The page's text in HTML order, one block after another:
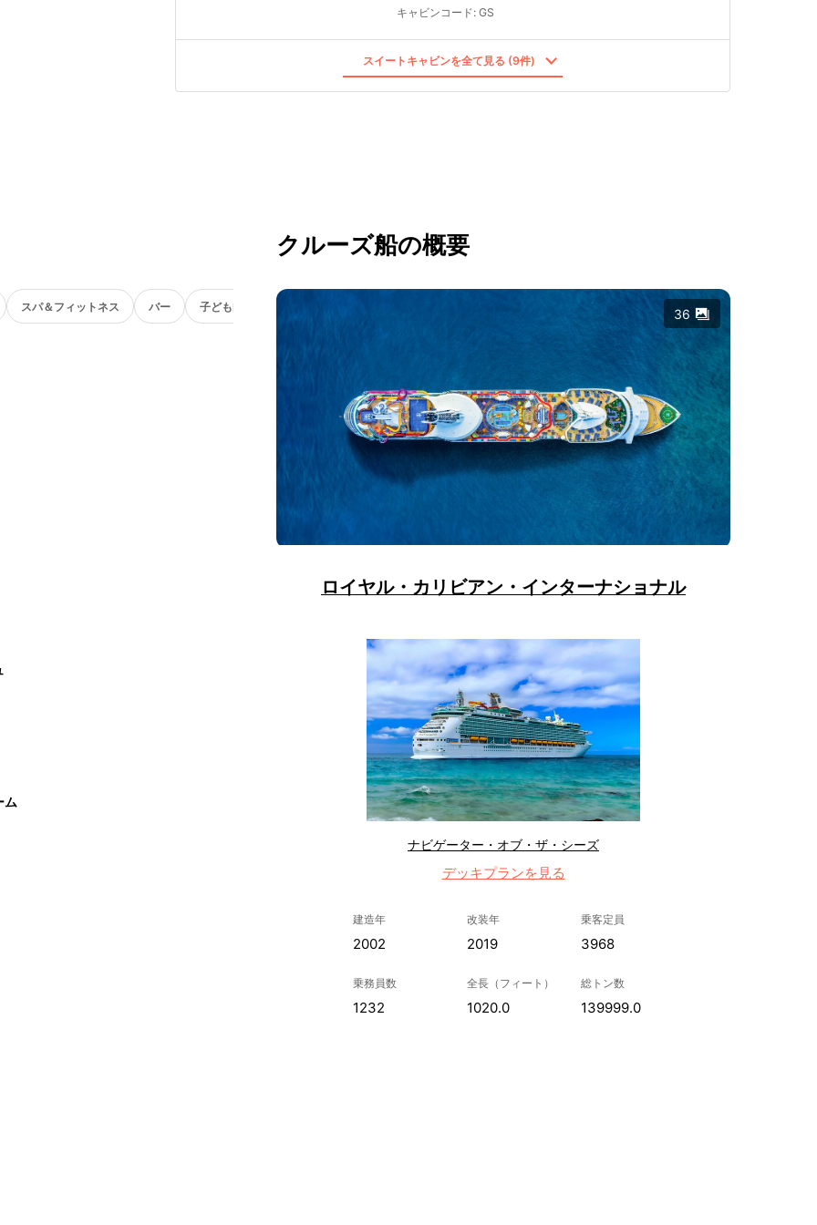
キャビンコード: GS
スイートキャビンを全て見る (9件)
スパ＆フィットネス バー 子ども向け
ム
クルーズ船の概要
36
ロイヤル・カリビアン・インターナショナル
ナビゲーター・オブ・ザ・シーズ
デッキプランを見る
建造年
2002
改装年
2019
乗客定員
3968
乗務員数
1232
全長（フィート）
1020.0
総トン数
139999.0